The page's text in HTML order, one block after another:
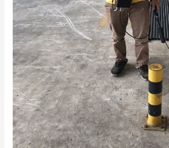
Phát
Hiện
&
Khắc
Phục
Hiệu
Quả